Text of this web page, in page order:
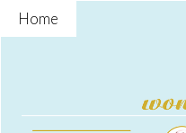
Home